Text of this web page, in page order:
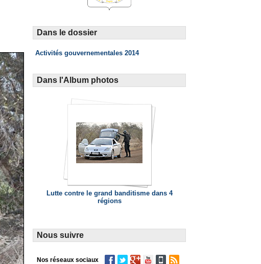
Dans le dossier
Activités gouvernementales 2014
Dans l'Album photos
Lutte contre le grand banditisme dans 4
régions
Nous suivre
Nos réseaux sociaux